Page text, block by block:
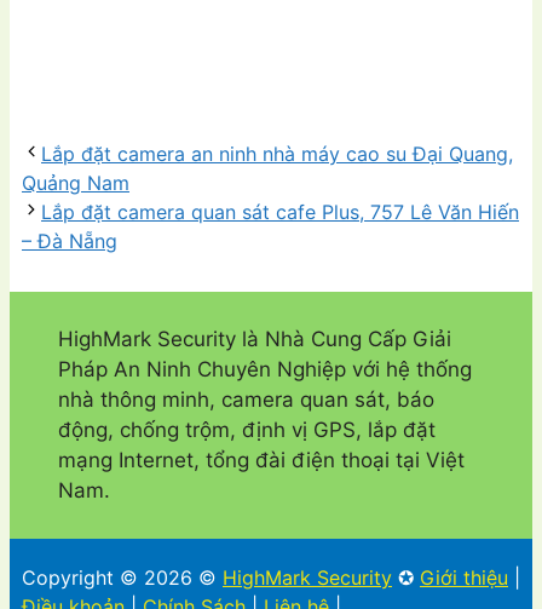
Lắp đặt camera an ninh nhà máy cao su Đại Quang,
Quảng Nam
Lắp đặt camera quan sát cafe Plus, 757 Lê Văn Hiến
– Đà Nẵng
HighMark Security là Nhà Cung Cấp Giải
Pháp An Ninh Chuyên Nghiệp với hệ thống
nhà thông minh, camera quan sát, báo
động, chống trộm, định vị GPS, lắp đặt
mạng Internet, tổng đài điện thoại tại Việt
Nam.
Copyright © 2026 © HighMark Security ✪ Giới thiệu